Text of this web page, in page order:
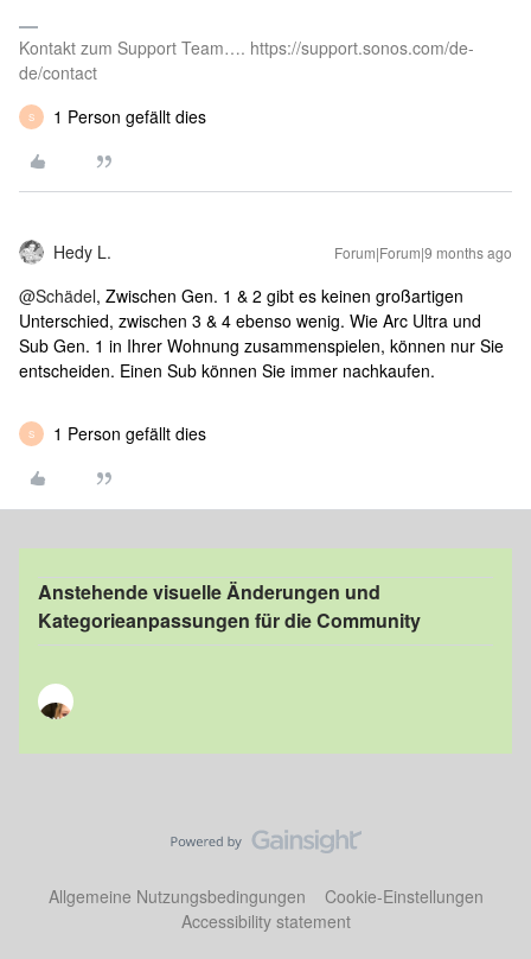
Kontakt zum Support Team…. https://support.sonos.com/de-
de/contact
S 1 Person gefällt dies
Hedy L. Forum|Forum|9 months ago
@Schädel, Zwischen Gen. 1 & 2 gibt es keinen großartigen
Unterschied, zwischen 3 & 4 ebenso wenig. Wie Arc Ultra und
Sub Gen. 1 in Ihrer Wohnung zusammenspielen, können nur Sie
entscheiden. Einen Sub können Sie immer nachkaufen.
S 1 Person gefällt dies
Anstehende visuelle Änderungen und
Kategorieanpassungen für die Community
Allgemeine Nutzungsbedingungen
Cookie-Einstellungen
Accessibility statement